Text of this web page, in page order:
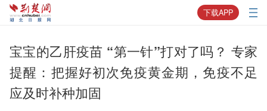
下载APP
宝宝的乙肝疫苗 “第一针”打对了吗？ 专家
提醒：把握好初次免疫黄金期，免疫不足
应及时补种加固